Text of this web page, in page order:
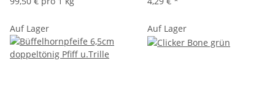
Auf Lager Auf Lager